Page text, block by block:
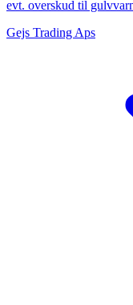
evt. overskud til
Gejs Trading Aps